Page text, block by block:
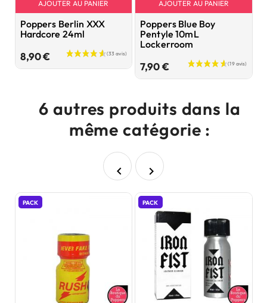
AJOUTER AU PANIER
Poppers Berlin XXX
Hardcore 24ml
8,90 €Prix
AJOUTER AU PANIER
Poppers Blue Boy
Pentyle 10mL
Lockerroom
7,90 €Prix
6 autres produits dans la
même catégorie :
 
PACK PACK